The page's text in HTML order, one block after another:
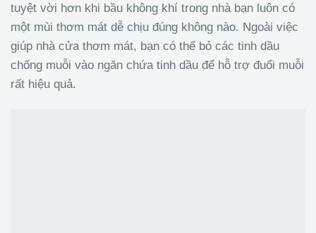
tuyệt vời hơn khi bầu không khí trong nhà bạn luôn có
một mùi thơm mát dễ chịu đúng không nào. Ngoài việc
giúp nhà cửa thơm mát, bạn có thể bỏ các tinh dầu
chống muỗi vào ngăn chứa tinh dầu để hỗ trợ đuổi muỗi
rất hiệu quả.